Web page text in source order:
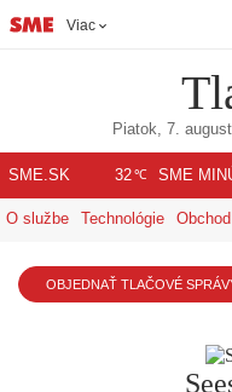
Viac
Piatok, 7.
SME.SK 32℃ SME
O službe Technológie Obchod
OBJEDNAŤ TLAČOVÉ